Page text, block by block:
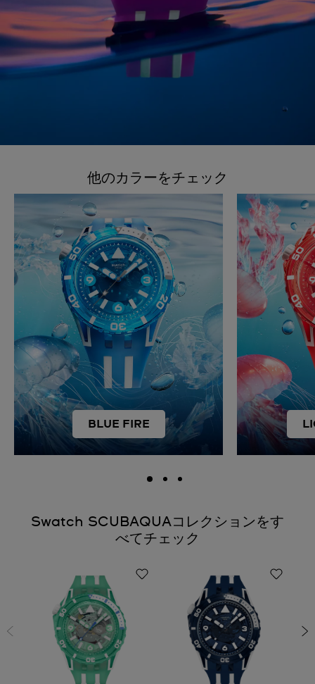
他のカラーをチェック
BLUE FIRE
Swatch SCUBAQUAコレクションをす
べてチェック